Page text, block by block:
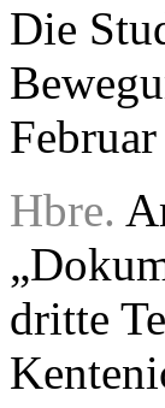
Die
Hbre.
dritte